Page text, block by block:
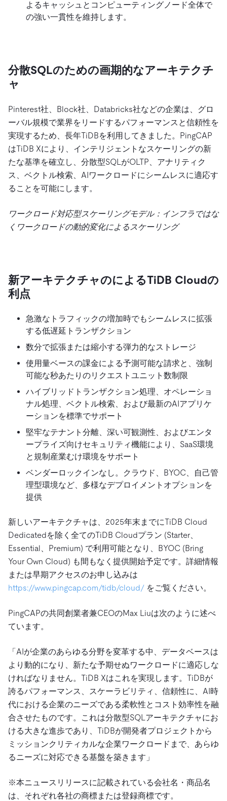
よるキャッシュとコンピューティングノード全体で
の強い一貫性を維持します。
分散SQLのための画期的なアーキテクチ
ャ
Pinterest社、Block社、Databricks社などの企業は、グロ
ーバル規模で業界をリードするパフォーマンスと信頼性を
実現するため、長年TiDBを利用してきました。PingCAP
はTiDB Xにより、インテリジェントなスケーリングの新
たな基準を確立し、分散型SQLがOLTP、アナリティク
ス、ベクトル検索、AIワークロードにシームレスに適応す
ることを可能にします。
ワークロード対応型スケーリングモデル：インフラではな
くワークロードの動的変化によるスケーリング
新アーキテクチャのによるTiDB Cloudの
利点
急激なトラフィックの増加時でもシームレスに拡張
する低遅延トランザクション
数分で拡張または縮小する弾力的なストレージ
使用量ベースの課金による予測可能な請求と、強制
可能な秒あたりのリクエストユニット数制限
ハイブリッドトランザクション処理、オペレーショ
ナル処理、ベクトル検索、および最新のAIアプリケ
ーションを標準でサポート
堅牢なテナント分離、深い可観測性、およびエンタ
ープライズ向けセキュリティ機能により、SaaS環境
と規制産業むけ環境をサポート
ベンダーロックインなし。クラウド、BYOC、自己管
理型環境など、多様なデプロイメントオプションを
提供
新しいアーキテクチャは、2025年末までにTiDB Cloud
Dedicatedを除く全てのTiDB Cloudプラン (Starter、
Essential、Premium) で利用可能となり、BYOC (Bring
Your Own Cloud) も間もなく提供開始予定です。詳細情報
または早期アクセスのお申し込みは
https://www.pingcap.com/tidb/cloud/ をご覧ください。
PingCAPの共同創業者兼CEOのMax Liuは次のように述べ
ています。
「AIが企業のあらゆる分野を変革する中、データベースは
より動的になり、新たな予期せぬワークロードに適応しな
ければなりません。TiDB Xはこれを実現します。TiDBが
誇るパフォーマンス、スケーラビリティ、信頼性に、AI時
代における企業のニーズである柔軟性とコスト効率性を融
合させたものです。これは分散型SQLアーキテクチャにお
ける大きな進歩であり、TiDBが開発者プロジェクトから
ミッションクリティカルな企業ワークロードまで、あらゆ
るニーズに対応できる基盤を築きます」
※本ニュースリリースに記載されている会社名・商品名
は、それぞれ各社の商標または登録商標です。